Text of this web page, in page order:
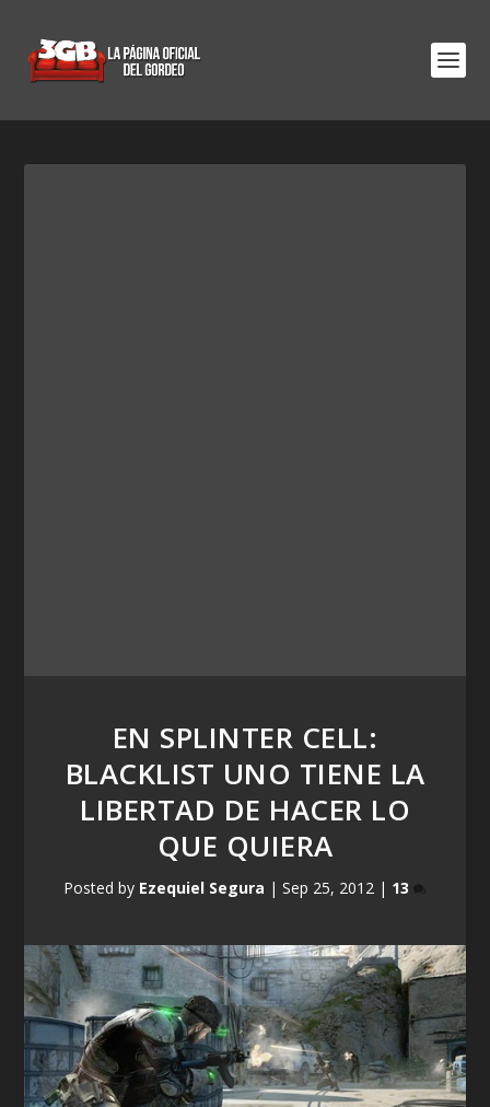
EN SPLINTER CELL:
BLACKLIST UNO TIENE LA
LIBERTAD DE HACER LO
QUE QUIERA
Posted by Ezequiel Segura | Sep 25, 2012 | 13